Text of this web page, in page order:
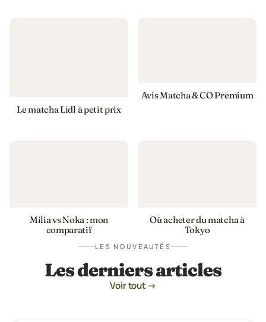
Le matcha Lidl à petit prix
Avis Matcha & CO Premium
Milia vs Noka : mon
comparatif
Où acheter du matcha à
Tokyo
LES NOUVEAUTÉS
Les derniers articles
Voir tout →